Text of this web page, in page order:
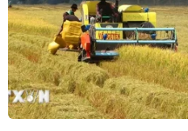
Chiều 2/10, một học sinh
Trường Tộ (cơ sở 2, xã Hưng
Nguyên, tỉnh Nghệ An) đã
cánh cổng trường bị sập.
TIN CÙNG CHUYÊN